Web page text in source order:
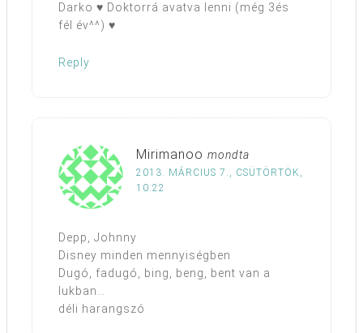
Darko ♥ Doktorrá avatva lenni (még 3és
fél év^^) ♥
Reply
Mirimanoo mondta
2013. MÁRCIUS 7., CSÜTÖRTÖK,
10:22
Depp, Johnny
Disney minden mennyiségben
Dugó, fadugó, bing, beng, bent van a
lukban…
déli harangszó